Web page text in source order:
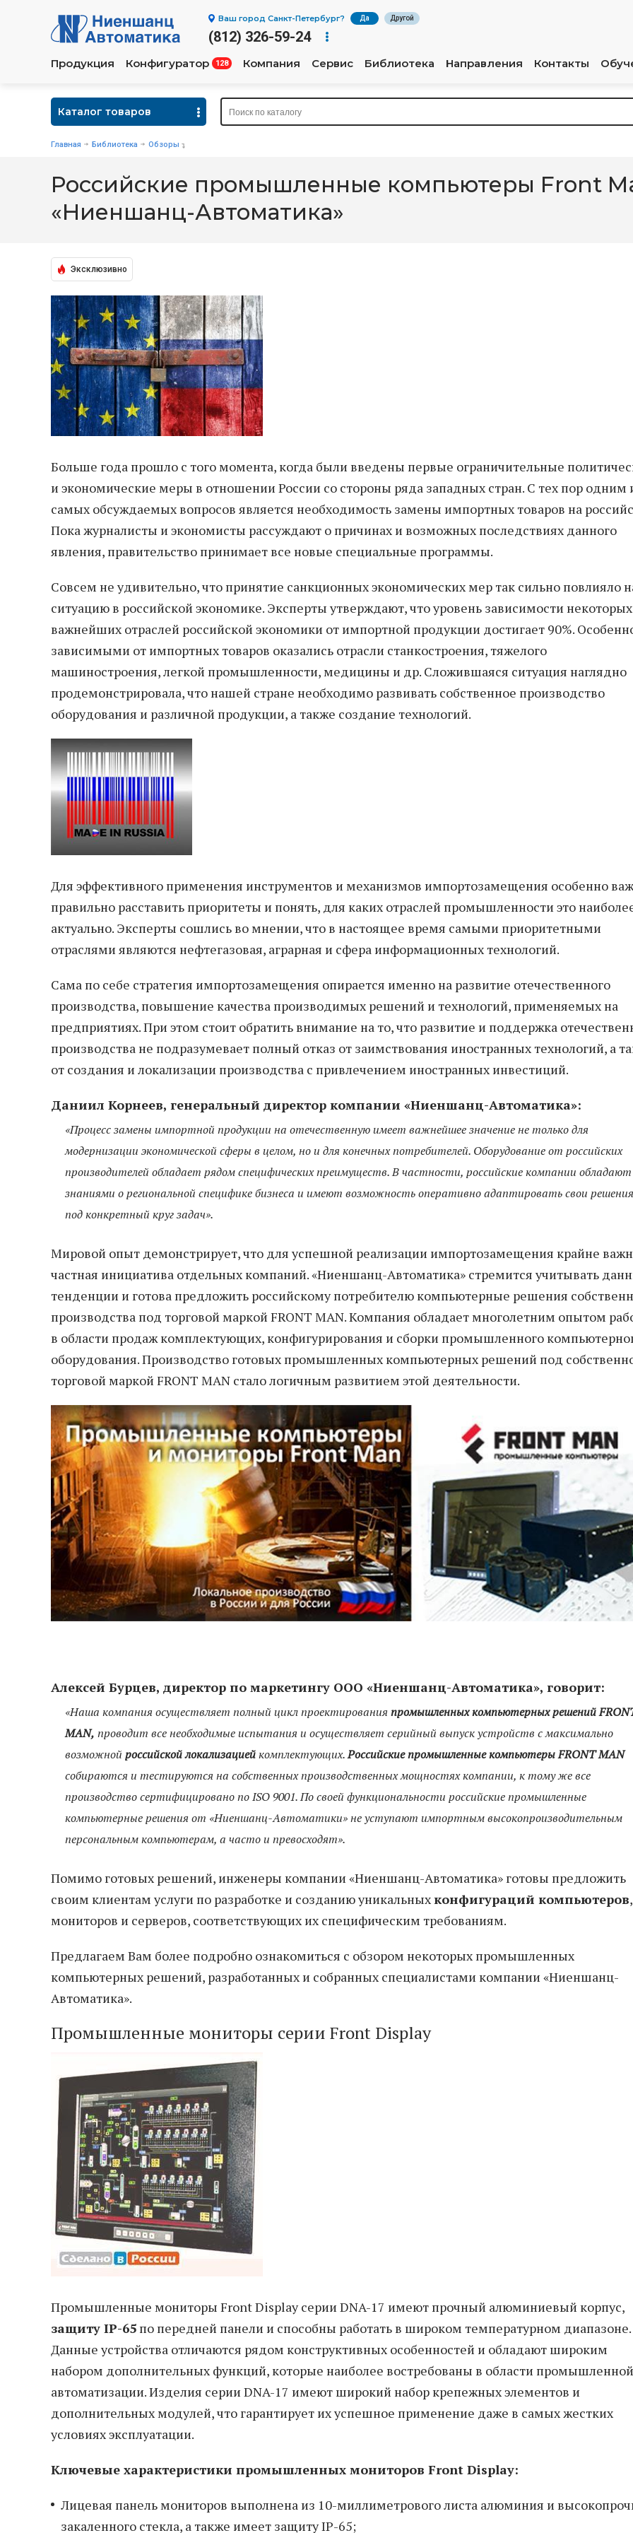
Ваш город Санкт-Петербург? Да Другой
(812) 326-59-24
Продукция Конфигуратор 128 Компания Сервис Библиотека Направления Контакты
Каталог товаров
Главная Библиотека Обзоры
Российские промышленные компьютеры Front
«Ниеншанц-Автоматика»
Эксклюзивно
Больше года прошло с того момента, когда были введены первые ограничительные
и экономические меры в отношении России со стороны ряда западных стран. С тех пор одним
самых обсуждаемых вопросов является необходимость замены импортных товаров на
Пока журналисты и экономисты рассуждают о причинах и возможных последствиях данного
явления, правительство принимает все новые специальные программы.
Совсем не удивительно, что принятие санкционных экономических мер так сильно повлияло
ситуацию в российской экономике. Эксперты утверждают, что уровень зависимости некоторых
важнейших отраслей российской экономики от импортной продукции достигает 90%.
зависимыми от импортных товаров оказались отрасли станкостроения, тяжелого
машиностроения, легкой промышленности, медицины и др. Сложившаяся ситуация наглядно
продемонстрировала, что нашей стране необходимо развивать собственное производство
оборудования и различной продукции, а также создание технологий.
Для эффективного применения инструментов и механизмов импортозамещения особенно
правильно расставить приоритеты и понять, для каких отраслей промышленности это
актуально. Эксперты сошлись во мнении, что в настоящее время самыми приоритетными
отраслями являются нефтегазовая, аграрная и сфера информационных технологий.
Сама по себе стратегия импортозамещения опирается именно на развитие отечественного
производства, повышение качества производимых решений и технологий, применяемых на
предприятиях. При этом стоит обратить внимание на то, что развитие и поддержка
производства не подразумевает полный отказ от заимствования иностранных технологий, а
от создания и локализации производства с привлечением иностранных инвестиций.
Даниил Корнеев, генеральный директор компании «Ниеншанц-Автоматика»:
«Процесс замены импортной продукции на отечественную имеет важнейшее значение не только для
модернизации экономической сферы в целом, но и для конечных потребителей. Оборудование от российских
производителей обладает рядом специфических преимуществ. В частности, российские компании обладают
знаниями о региональной специфике бизнеса и имеют возможность оперативно адаптировать свои решения
под конкретный круг задач».
Мировой опыт демонстрирует, что для успешной реализации импортозамещения крайне
частная инициатива отдельных компаний. «Ниеншанц-Автоматика» стремится учитывать
тенденции и готова предложить российскому потребителю компьютерные решения
производства под торговой маркой FRONT MAN. Компания обладает многолетним опытом
в области продаж комплектующих, конфигурирования и сборки промышленного
оборудования. Производство готовых промышленных компьютерных решений под
торговой маркой FRONT MAN стало логичным развитием этой деятельности.
Алексей Бурцев, директор по маркетингу ООО «Ниеншанц-Автоматика», говорит:
«Наша компания осуществляет полный цикл проектирования промышленных компьютерных решений
MAN, проводит все необходимые испытания и осуществляет серийный выпуск устройств с максимально
возможной российской локализациейкомплектующих.Российские промышленные компьютеры FRONT MAN
собираются и тестируются на собственных производственных мощностях компании, к тому же все
производство сертифицировано по ISO 9001. По своей функциональности российские промышленные
компьютерные решения от «Ниеншанц-Автоматики» не уступают импортным высокопроизводительным
персональным компьютерам, а часто и превосходят».
Помимо готовых решений, инженеры компании «Ниеншанц-Автоматика» готовы предложить
своим клиентам услуги по разработке и созданию уникальныхконфигураций компьютеров,
мониторов и серверов, соответствующих их специфическим требованиям.
Предлагаем Вам более подробно ознакомиться с обзором некоторых промышленных
компьютерных решений, разработанных и собранных специалистами компании «Ниеншанц-
Автоматика».
Промышленные мониторы серии Front Display
Промышленные мониторы Front Display серии DNA-17 имеют прочный алюминиевый корпус,
защиту IP-65 по передней панели и способны работать в широком температурном диапазоне.
Данные устройства отличаются рядом конструктивных особенностей и обладают широким
набором дополнительных функций, которые наиболее востребованы в области промышленной
автоматизации. Изделия серии DNA-17 имеют широкий набор крепежных элементов и
дополнительных модулей, что гарантирует их успешное применение даже в самых жестких
условиях эксплуатации.
Ключевые характеристики промышленных мониторов Front Display:
Лицевая панель мониторов выполнена из 10-миллиметрового листа алюминия и
закаленного стекла, а также имеет защиту IP-65;